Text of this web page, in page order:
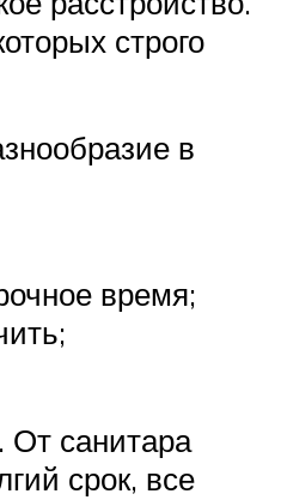
строго
в
время;
От санитара
срок, все